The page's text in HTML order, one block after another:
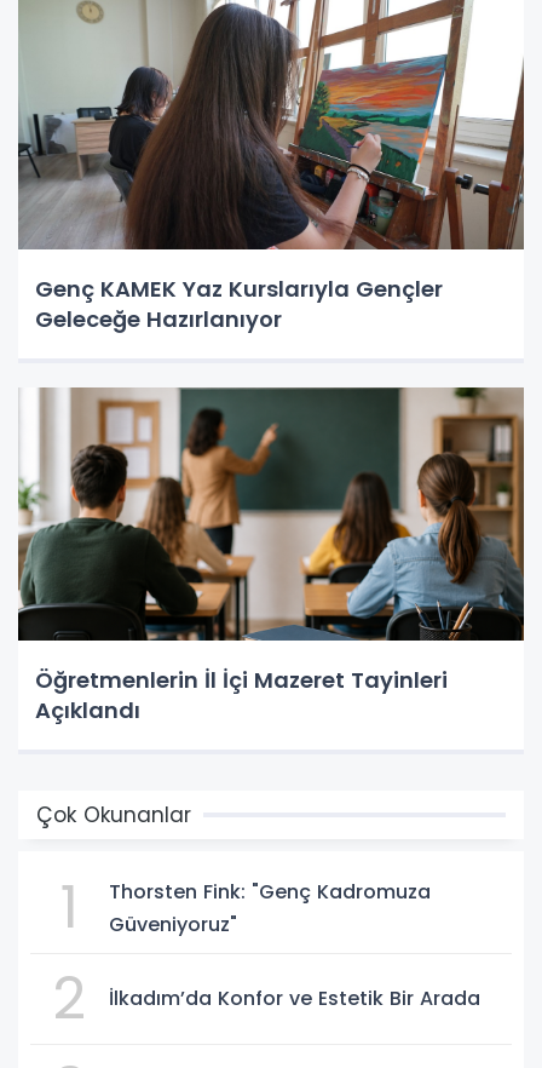
Genç KAMEK Yaz Kurslarıyla Gençler
Geleceğe Hazırlanıyor
Öğretmenlerin İl İçi Mazeret Tayinleri
Açıklandı
Çok Okunanlar
1
Thorsten Fink: "Genç Kadromuza
Güveniyoruz"
2 İlkadım’da Konfor ve Estetik Bir Arada